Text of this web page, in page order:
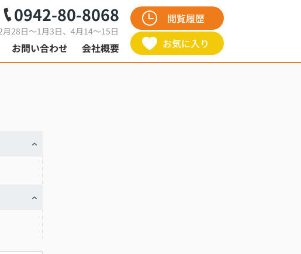
0942-80-8068
月28日～1月3日、4月14～15日
お問い合わせ 会社概要
閲覧履歴
お気に入り